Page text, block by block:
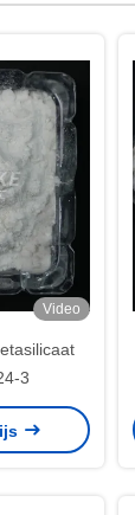
Video
3